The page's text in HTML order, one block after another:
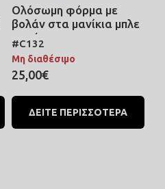
Ολόσωμη φόρμα με
βολάν στα μανίκια μπλε
ρουά
#C132
Μη διαθέσιμο
25,00€
ΔΕΙΤΕ ΠΕΡΙΣΣΟΤΕΡΑ